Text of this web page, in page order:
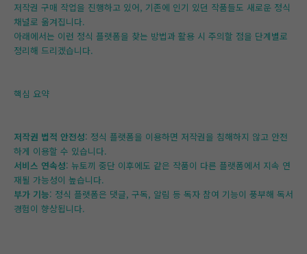
저작권 구매 작업을 진행하고 있어, 기존에 인기 있던 작품들도 새로운 정식
채널로 옮겨집니다.
아래에서는 이런 정식 플랫폼을 찾는 방법과 활용 시 주의할 점을 단계별로
정리해 드리겠습니다.
핵심 요약
저작권 법적 안전성: 정식 플랫폼을 이용하면 저작권을 침해하지 않고 안전
하게 이용할 수 있습니다.
서비스 연속성: 뉴토끼 중단 이후에도 같은 작품이 다른 플랫폼에서 지속 연
재될 가능성이 높습니다.
부가 기능: 정식 플랫폼은 댓글, 구독, 알림 등 독자 참여 기능이 풍부해 독서
경험이 향상됩니다.